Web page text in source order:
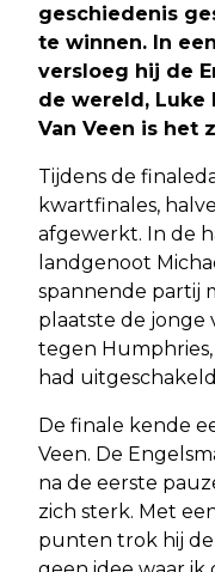
geschiedenis
te winnen. In
versloeg hij de
de wereld, Luke
Van Veen is het
Tijdens de
kwartfinales,
afgewerkt. In de
landgenoot
spannende partij
plaatste de jonge
tegen
had
De finale kende
Veen. De
na de eerste
zich sterk. Met
punten trok hij de